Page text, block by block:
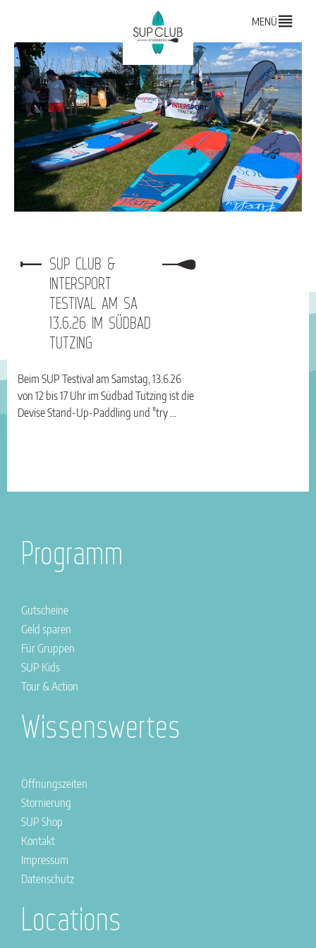
MENÜ
SUP CLUB &
INTERSPORT
TESTIVAL AM SA
13.6.26 IM SÜDBAD
TUTZING
Beim SUP Testival am Samstag, 13.6.26
von 12 bis 17 Uhr im Südbad Tutzing ist die
Devise Stand-Up-Paddling und "try ...
Programm
Gutscheine
Geld sparen
Für Gruppen
SUP Kids
Tour & Action
Wissenswertes
Öffnungszeiten
Stornierung
SUP Shop
Kontakt
Impressum
Datenschutz
Locations